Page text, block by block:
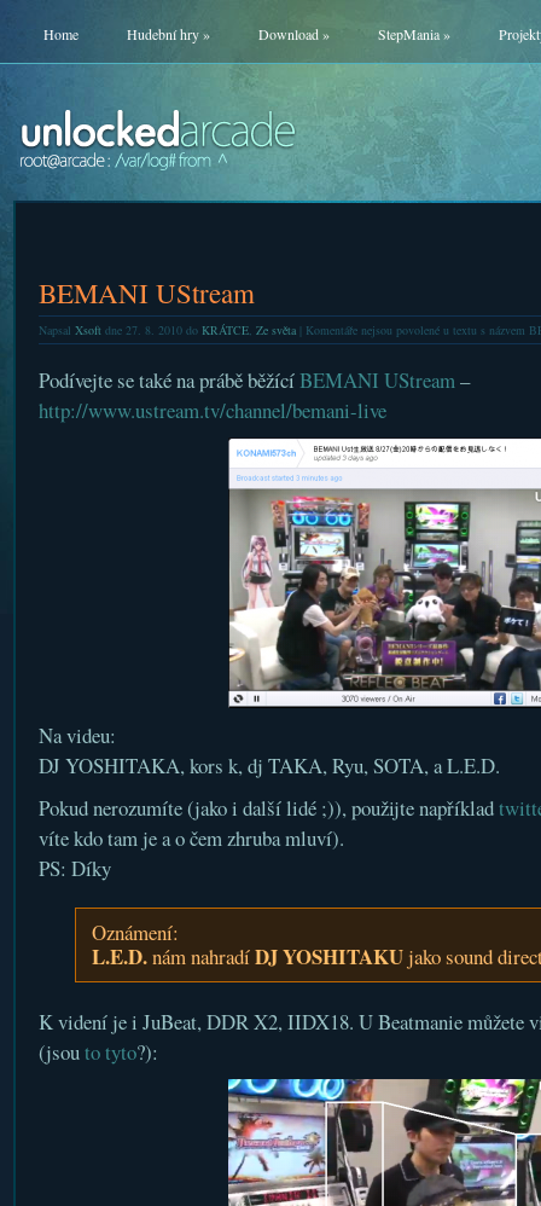
Home Hudební hry» Download» StepMania»
BEMANI UStream
Napsal Xsoftdne 27. 8. 2010 do KRÁTCE, Ze světa| Komentáře nejsou povolenéu textu s názvem
Podívejte se také na prábě běžícíBEMANI UStream–
http://www.ustream.tv/channel/bemani-live
Na videu:
DJ YOSHITAKA, kors k, dj TAKA, Ryu, SOTA, a L.E.D.
Pokud nerozumíte (jako i další lidé ;)), použijte například
víte kdo tam je a o čem zhruba mluví).
PS: Díky
Oznámení:
L.E.D.nám nahradíDJ YOSHITAKUjako sound
K videní je i JuBeat, DDR X2, IIDX18. U Beatmanie můžete
(jsouto tyto?):